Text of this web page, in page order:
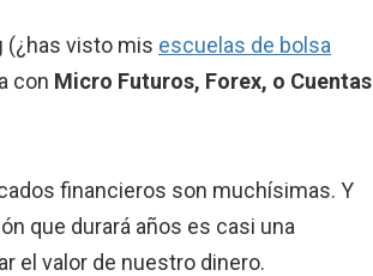
(¿has visto mis escuelas de bolsa
con Micro Futuros, Forex, o Cuentas
financieros son muchísimas. Y
que durará años es casi una
el valor de nuestro dinero.